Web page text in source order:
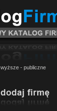
wyższe - publiczne